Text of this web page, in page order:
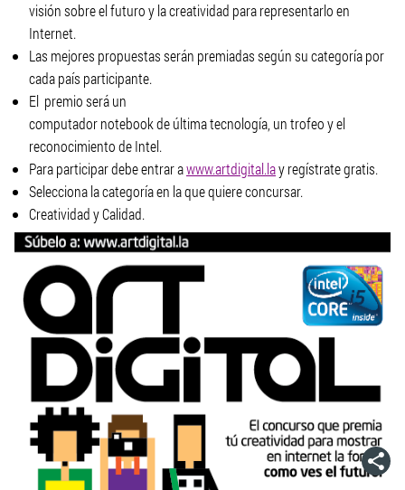
visión sobre el futuro y la creatividad para representarlo en
Internet.
Las mejores propuestas serán premiadas según su categoría por
cada país participante.
El premio será un
computador notebook de última tecnología, un trofeo y el
reconocimiento de Intel.
Para participar debe entrar awww.artdigital.lay regístrate gratis.
Selecciona la categoría en la que quiere concursar.
Creatividad y Calidad.